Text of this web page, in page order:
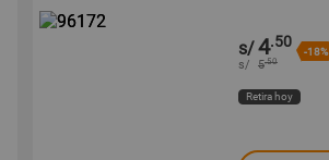
s/4.50
-18%
s/ 5.50
Retira hoy